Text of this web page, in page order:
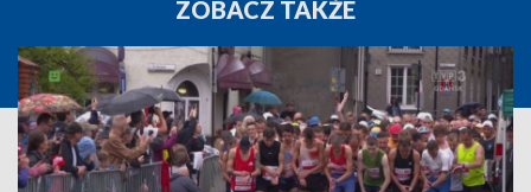
ZOBACZ TAKŻE